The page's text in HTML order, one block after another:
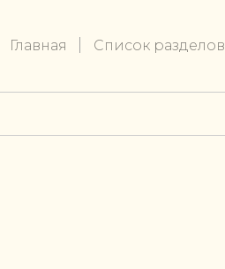
Главная Список разделов